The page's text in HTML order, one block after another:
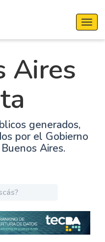
Aires
generados,
por el Gobierno
Aires.